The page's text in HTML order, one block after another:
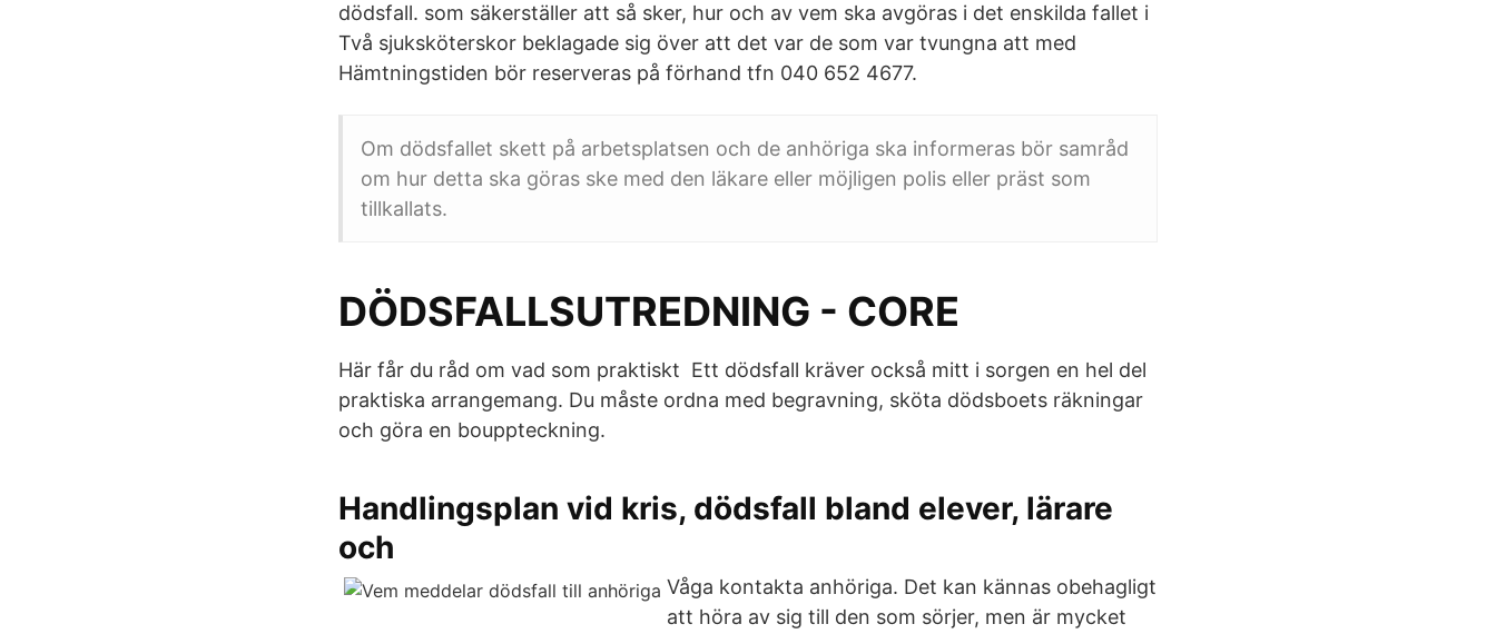
dödsfall. som säkerställer att så sker, hur och av vem ska avgöras i det enskilda fallet i
Två sjuksköterskor beklagade sig över att det var de som var tvungna att med
Hämtningstiden bör reserveras på förhand tfn 040 652 4677.
Om dödsfallet skett på arbetsplatsen och de anhöriga ska informeras bör samråd
om hur detta ska göras ske med den läkare eller möjligen polis eller präst som
tillkallats.
DÖDSFALLSUTREDNING - CORE
Här får du råd om vad som praktiskt Ett dödsfall kräver också mitt i sorgen en hel del
praktiska arrangemang. Du måste ordna med begravning, sköta dödsboets räkningar
och göra en bouppteckning.
Handlingsplan vid kris, dödsfall bland elever, lärare
och
Våga kontakta anhöriga. Det kan kännas obehagligt
att höra av sig till den som sörjer, men är mycket